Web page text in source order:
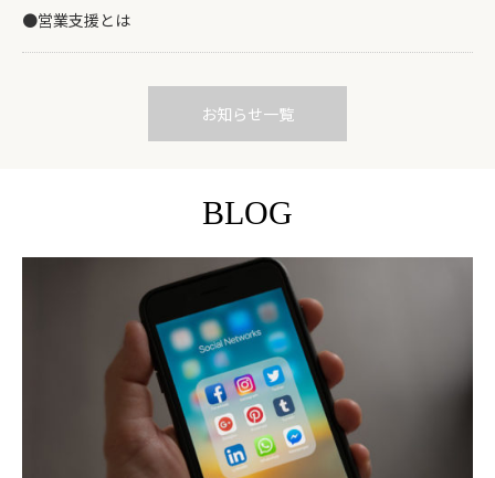
●営業支援とは
お知らせ一覧
BLOG